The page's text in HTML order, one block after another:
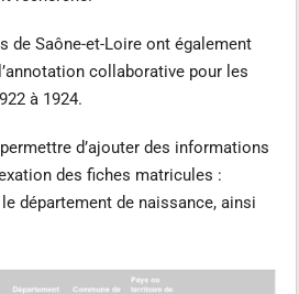
de Saône-et-Loire ont également
collaborative pour les
à 1924.
d’ajouter des informations
des fiches matricules :
le département de naissance, ainsi